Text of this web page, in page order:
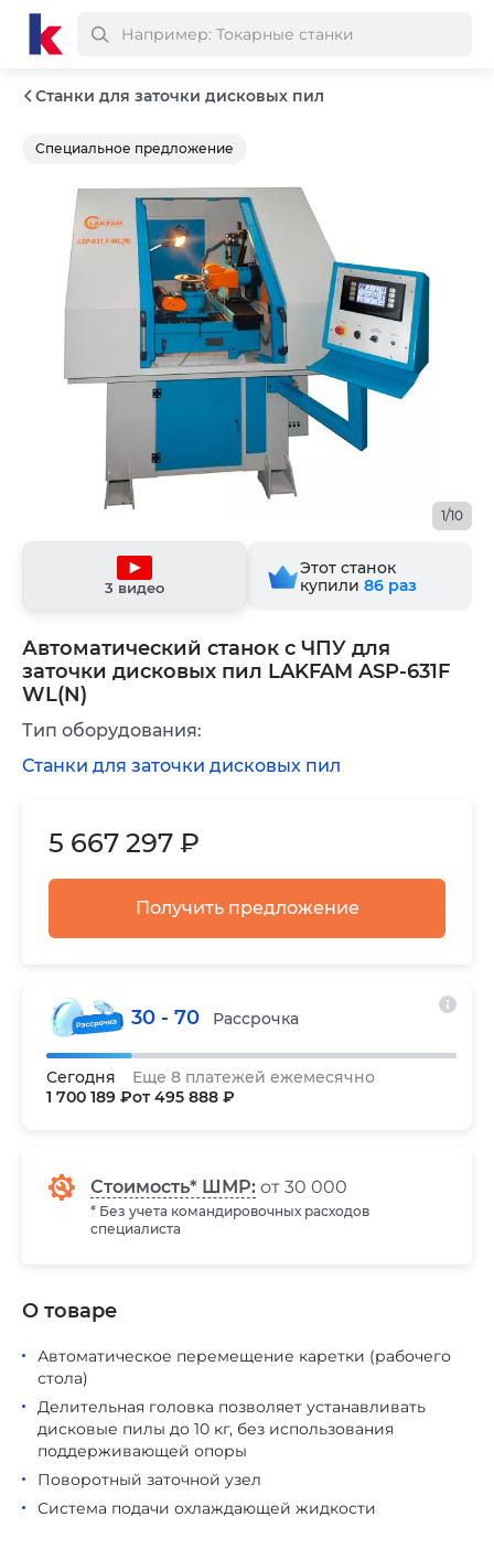
Станки для заточки дисковых пил
Специальное предложение
Автоматический станок с ЧПУ для
заточки дисковых пил LAKFAM ASP-631F
WL(N)
1/10
3 видео
Этот станок
купили 86 раз
5 667 297 ₽
Получить предложение
Стоимость* ШМР: от 30 000
* Без учета командировочных расходов
специалиста
30 - 70 Рассрочка
Сегодня
1 700 189 ₽
Еще 8 платежей ежемесячно
от 495 888 ₽
Тип оборудования:
Станки для заточки дисковых пил
Автоматическое перемещение каретки (рабочего
стола)
Делительная головка позволяет устанавливать
дисковые пилы до 10 кг, без использования
поддерживающей опоры
Поворотный заточной узел
Система подачи охлаждающей жидкости
О товаре